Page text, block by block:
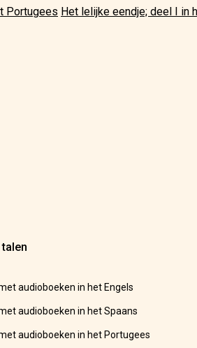
Portugees Het lelijke eendje; deel I in
talen
audioboeken in het Engels
audioboeken in het Spaans
audioboeken in het Portugees